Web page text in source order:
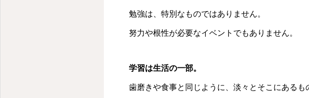
勉強は、特別なものではありません。
努力や根性が必要なイベントでもありません。
学習は生活の一部。
歯磨きや食事と同じように、淡々とそこにあるも